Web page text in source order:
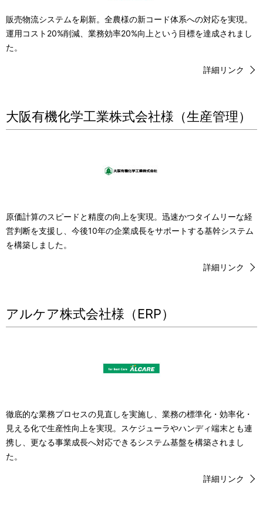
販売物流システムを刷新。全農様の新コード体系への対応を実現。
運用コスト20%削減、業務効率20%向上という目標を達成されまし
た。
詳細リンク
大阪有機化学工業株式会社様（生産管理）
原価計算のスピードと精度の向上を実現。迅速かつタイムリーな経
営判断を支援し、今後10年の企業成長をサポートする基幹システム
を構築しました。
詳細リンク
アルケア株式会社様（ERP）
徹底的な業務プロセスの見直しを実施し、業務の標準化・効率化・
見える化で生産性向上を実現。スケジューラやハンディ端末とも連
携し、更なる事業成長へ対応できるシステム基盤を構築されまし
た。
詳細リンク